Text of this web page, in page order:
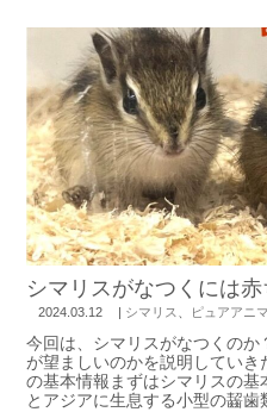
シマリスがなつくには
2024.03.12 | シマリス ピュアアニ
今回は、シマリスがなつくの
が望ましいのかを説明してい
の基本情報まずはシマリスの
とアジアに生息する小型の齧歯